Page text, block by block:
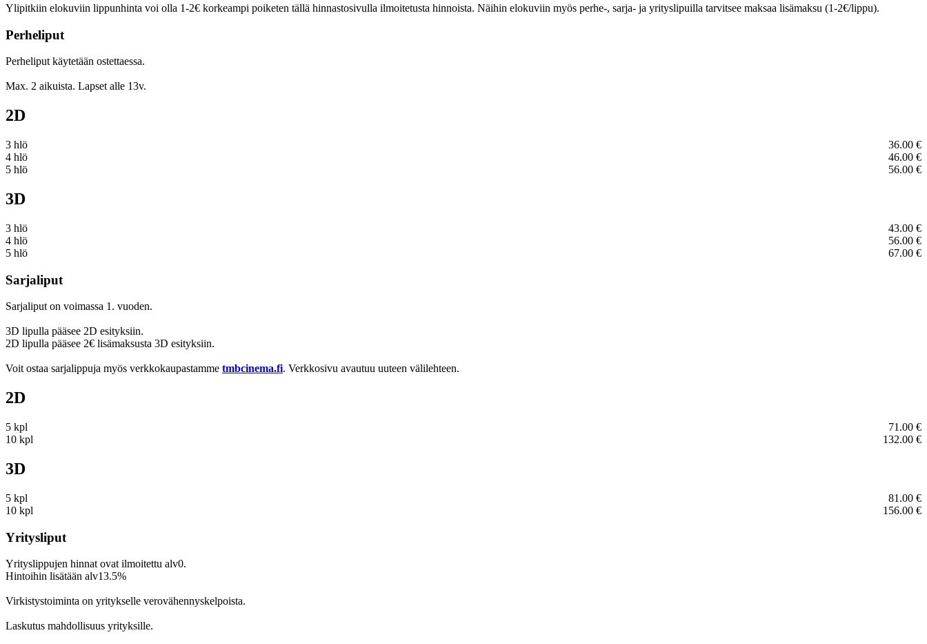
Ylipitkiin elokuviin lippunhinta voi olla 1-2€ korkeampi poiketen tällä hinnastosivulla ilmoitetusta hinnoista. Näihin elokuviin myös perhe-, sarja- ja yrityslipuilla tarvitsee maksaa lisämaksu (1-2€/lippu).
Perheliput
Perheliput käytetään ostettaessa.
Max. 2 aikuista. Lapset alle 13v.
2D
3 hlö
36.00 €
4 hlö
46.00 €
5 hlö
56.00 €
3D
3 hlö
43.00 €
4 hlö
56.00 €
5 hlö
67.00 €
Sarjaliput
Sarjaliput on voimassa 1. vuoden.
3D lipulla pääsee 2D esityksiin.
2D lipulla pääsee 2€ lisämaksusta 3D esityksiin.
Voit ostaa sarjalippuja myös verkkokaupastamme tmbcinema.fi. Verkkosivu avautuu uuteen välilehteen.
2D
5 kpl
71.00 €
10 kpl
132.00 €
3D
5 kpl
81.00 €
10 kpl
156.00 €
Yritysliput
Yrityslippujen hinnat ovat ilmoitettu alv0.
Hintoihin lisätään alv13.5%
Virkistystoiminta on yritykselle verovähennyskelpoista.
Laskutus mahdollisuus yrityksille.